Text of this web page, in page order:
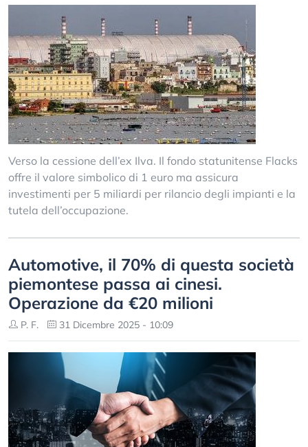
Verso la cessione dell’ex Ilva. Il fondo statunitense Flacks
offre il valore simbolico di 1 euro ma assicura
investimenti per 5 miliardi per rilancio degli impianti e la
tutela dell’occupazione.
Automotive, il 70% di questa società
piemontese passa ai cinesi.
Operazione da €20 milioni
P. F. 31 Dicembre 2025 - 10:09